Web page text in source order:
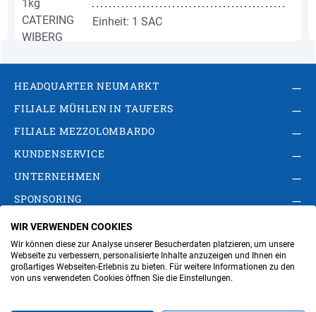
Einheit: 1 SAC
HEADQUARTER NEUMARKT
FILIALE MÜHLEN IN TAUFERS
FILIALE MEZZOLOMBARDO
KUNDENSERVICE
UNTERNEHMEN
SPONSORING
AGB Privacy Policy
Impressum
Cookie-Einstellungen ändern
Verwaltung
WIR VERWENDEN COOKIES
Wir können diese zur Analyse unserer Besucherdaten platzieren, um unsere
Webseite zu verbessern, personalisierte Inhalte anzuzeigen und Ihnen ein
großartiges Webseiten-Erlebnis zu bieten. Für weitere Informationen zu den
von uns verwendeten Cookies öffnen Sie die Einstellungen.